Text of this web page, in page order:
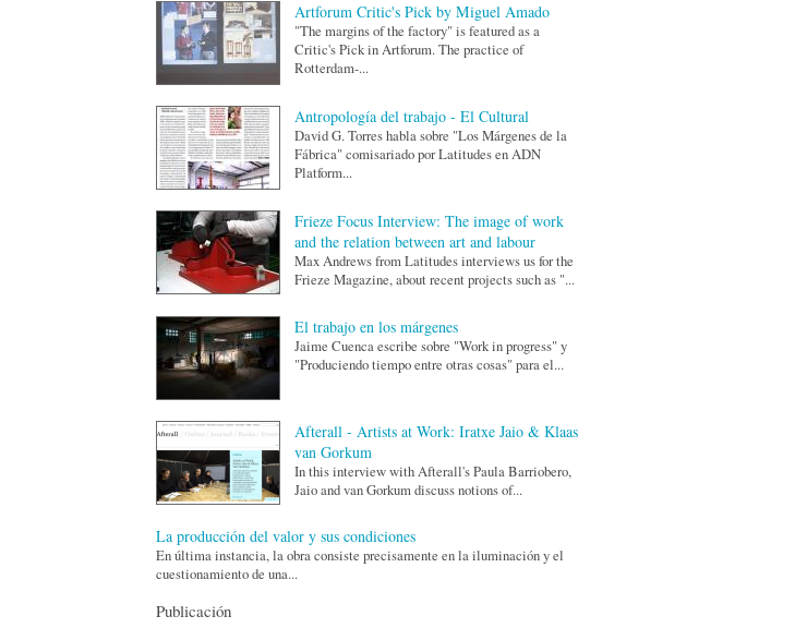
Artforum Critic's Pick by Miguel Amado
"The margins of the factory" is featured as a
Critic's Pick in Artforum. The practice of
Rotterdam-...
Antropología del trabajo - El Cultural
David G. Torres habla sobre "Los Márgenes de la
Fábrica" comisariado por Latitudes en ADN
Platform...
Frieze Focus Interview: The image of work
and the relation between art and labour
Max Andrews from Latitudes interviews us for the
Frieze Magazine, about recent projects such as "...
El trabajo en los márgenes
Jaime Cuenca escribe sobre "Work in progress" y
"Produciendo tiempo entre otras cosas" para el...
Afterall - Artists at Work: Iratxe Jaio & Klaas
van Gorkum
In this interview with Afterall's Paula Barriobero,
Jaio and van Gorkum discuss notions of...
La producción del valor y sus condiciones
En última instancia, la obra consiste precisamente en la iluminación y el
cuestionamiento de una...
Publicación